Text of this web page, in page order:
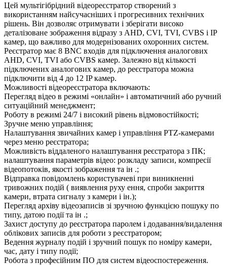
Цей мультігібрідний відеореєстратор створений з
використанням найсучасніших і прогресивних технічних
рішень. Він дозволяє отримувати і зберігати високо
деталізоване зображення відразу з AHD, CVI, TVI, CVBS і IP
камер, що важливо для модернізованих охоронних систем.
Реєстратор має 8 BNC входів для підключення аналогових
AHD, CVI, TVI або CVBS камер. Залежно від кількості
підключених аналогових камер, до реєстратора можна
підключити від 4 до 12 IP камер.
Можливості відеореєстратора включають:
Перегляд відео в режимі «онлайн» і автоматичний або ручний
ситуаційний менеджмент;
Роботу в режимі 24/7 і високий рівень відмовостійкості;
Зручне меню управління;
Налаштування звичайних камер і управління PTZ-камерами
через меню реєстратора;
Можливість віддаленого налаштування реєстратора з ПК;
налаштування параметрів відео: розкладу записи, компресії
відеопотоків, якості зображення та ін .;
Відправка повідомлень користувачеві при виникненні
тривожних подій ( виявлення руху ення, спроби закриття
камери, втрата сигналу з камери і ін.);
Перегляд архіву відеозаписів зі зручною функцією пошуку по
типу, датою події та ін .;
Захист доступу до реєстратора паролем і додавання/видалення
облікових записів для роботи з реєстратором;
Ведення журналу подій і зручний пошук по номіру камери,
час, дату і типу події;
Робота з професійним ПО для систем відеоспостереження.